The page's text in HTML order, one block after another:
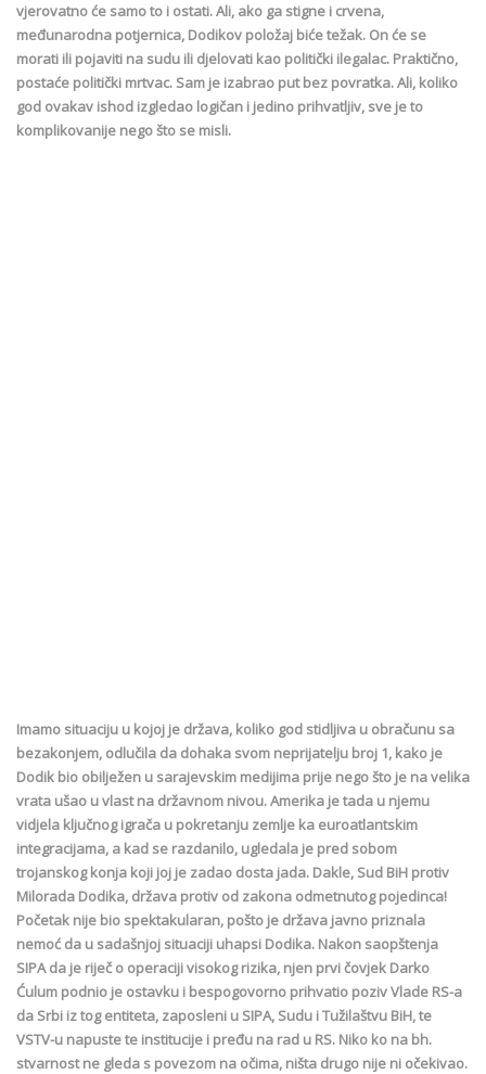
vjerovatno će samo to i ostati. Ali, ako ga stigne i crvena,
međunarodna potjernica, Dodikov položaj biće težak. On će se
morati ili pojaviti na sudu ili djelovati kao politički ilegalac. Praktično,
postaće politički mrtvac. Sam je izabrao put bez povratka. Ali, koliko
god ovakav ishod izgledao logičan i jedino prihvatljiv, sve je to
komplikovanije nego što se misli.
Imamo situaciju u kojoj je država, koliko god stidljiva u obračunu sa
bezakonjem, odlučila da dohaka svom neprijatelju broj 1, kako je
Dodik bio obilježen u sarajevskim medijima prije nego što je na velika
vrata ušao u vlast na državnom nivou. Amerika je tada u njemu
vidjela ključnog igrača u pokretanju zemlje ka euroatlantskim
integracijama, a kad se razdanilo, ugledala je pred sobom
trojanskog konja koji joj je zadao dosta jada. Dakle, Sud BiH protiv
Milorada Dodika, država protiv od zakona odmetnutog pojedinca!
Početak nije bio spektakularan, pošto je država javno priznala
nemoć da u sadašnjoj situaciji uhapsi Dodika. Nakon saopštenja
SIPA da je riječ o operaciji visokog rizika, njen prvi čovjek Darko
Ćulum podnio je ostavku i bespogovorno prihvatio poziv Vlade RS-a
da Srbi iz tog entiteta, zaposleni u SIPA, Sudu i Tužilaštvu BiH, te
VSTV-u napuste te institucije i pređu na rad u RS. Niko ko na bh.
stvarnost ne gleda s povezom na očima, ništa drugo nije ni očekivao.